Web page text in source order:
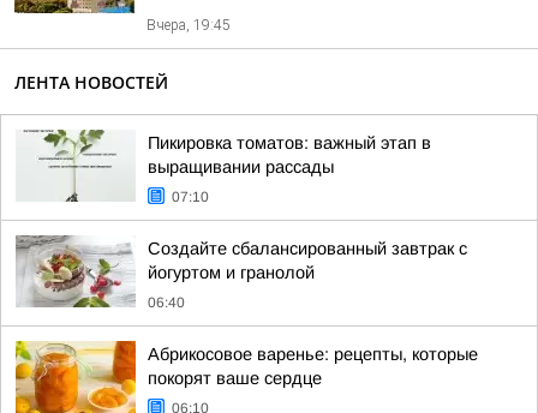
Вчера, 19:45
ЛЕНТА НОВОСТЕЙ
Пикировка томатов: важный этап в
выращивании рассады
07:10
Создайте сбалансированный завтрак с
йогуртом и гранолой
06:40
Абрикосовое варенье: рецепты, которые
покорят ваше сердце
06:10